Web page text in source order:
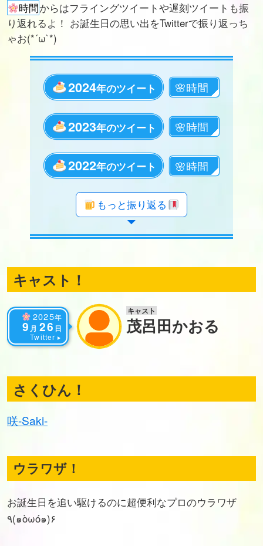
時間からはフライングツイートや遅刻ツイートも振
り返れるよ！ お誕生日の思い出をTwitterで振り返っち
ゃお(*´ω`*)
2024年のツイート
2023年のツイート
2022年のツイート
年のツイート
年のツイート
年のツイート
年のツイート
年のツイート
年のツイート
年のツイート
年のツイート
年のツイート
年のツイート
年のツイート
年のツイート
年のツイート
年のツイート
年のツイート
年のツイート
もっと振り返る
キャスト！
2025年
9月 26 日
Twitter
キャスト
茂呂田かおる
さくひん！
咲-Saki-
ウラワザ！
お誕生日を追い駆けるのに超便利なプロのウラワザ
٩(๑òωó๑)۶